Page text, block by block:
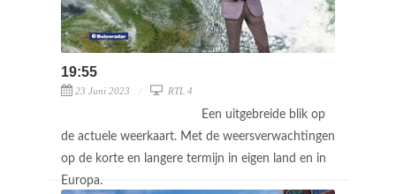
19:55
23 Juni 2023 RTL 4
Een uitgebreide blik op
de actuele weerkaart. Met de weersverwachtingen
op de korte en langere termijn in eigen land en in
Europa.